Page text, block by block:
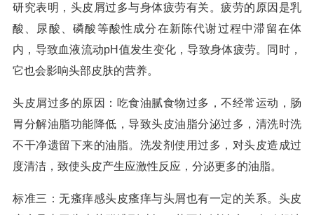
研究表明，头皮屑过多与身体疲劳有关。疲劳的原因是乳
酸、尿酸、磷酸等酸性成分在新陈代谢过程中滞留在体
内，导致血液流动pH值发生变化，导致身体疲劳。同时，
它也会影响头部皮肤的营养。
头皮屑过多的原因：吃食油腻食物过多，不经常运动，肠
胃分解油脂功能降低，导致头皮油脂分泌过多，清洗时洗
不干净遗留下来的油脂。洗发剂使用过多，对头皮造成过
度清洁，致使头皮产生应激性反应，分泌更多的油脂。
标准三：无瘙痒感头皮瘙痒与头屑也有一定的关系。头皮